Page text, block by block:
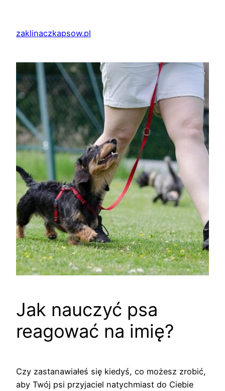
treścizaklinaczkapsow.pl
Jak nauczyć psa
reagować na imię?
Czy zastanawiałeś się kiedyś, co możesz zrobić,
aby Twój psi przyjaciel natychmiast do Ciebie